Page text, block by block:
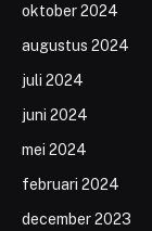
oktober 2024
augustus 2024
juli 2024
juni 2024
mei 2024
februari 2024
december 2023